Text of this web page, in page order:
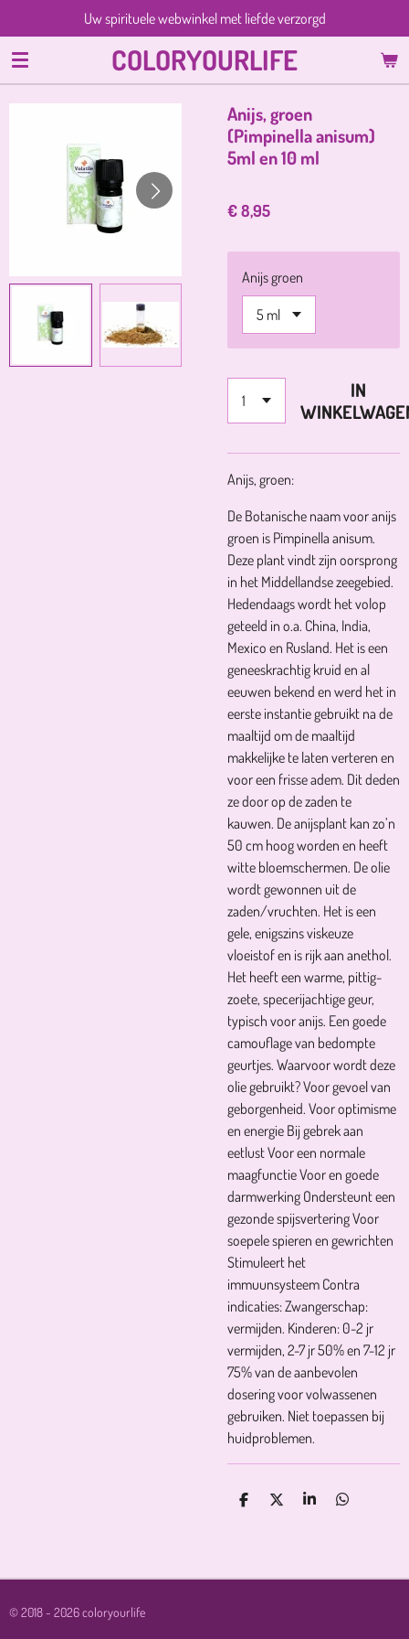
direct
naar
de
hoofdinhoud
COLORYOURLIFE
Uw spirituele webwinkel met liefde verzorgd
Anijs, groen
(Pimpinella anisum)
5ml en 10 ml
€ 8,95
Anijs groen
IN
Anijs, groen:
De Botanische naam voor anijs
groen is Pimpinella anisum.
Deze plant vindt zijn oorsprong
in het Middellandse zeegebied.
Hedendaags wordt het volop
geteeld in o.a. China, India,
Mexico en Rusland. Het is een
geneeskrachtig kruid en al
eeuwen bekend en werd het in
eerste instantie gebruikt na de
maaltijd om de maaltijd
makkelijke te laten verteren en
voor een frisse adem. Dit deden
ze door op de zaden te
kauwen. De anijsplant kan zo’n
50 cm hoog worden en heeft
witte bloemschermen. De olie
wordt gewonnen uit de
zaden/vruchten. Het is een
gele, enigszins viskeuze
vloeistof en is rijk aan anethol.
Het heeft een warme, pittig-
zoete, specerijachtige geur,
typisch voor anijs. Een goede
camouflage van bedompte
geurtjes. Waarvoor wordt deze
olie gebruikt? Voor gevoel van
geborgenheid. Voor optimisme
en energie Bij gebrek aan
eetlust Voor een normale
maagfunctie Voor en goede
darmwerking Ondersteunt een
gezonde spijsvertering Voor
soepele spieren en gewrichten
Stimuleert het
immuunsysteem Contra
indicaties: Zwangerschap:
vermijden. Kinderen: 0-2 jr
vermijden, 2-7 jr 50% en 7-12 jr
75% van de aanbevolen
dosering voor volwassenen
gebruiken. Niet toepassen bij
huidproblemen.
D
D
S
D
© 2018 - 2026 coloryourlife